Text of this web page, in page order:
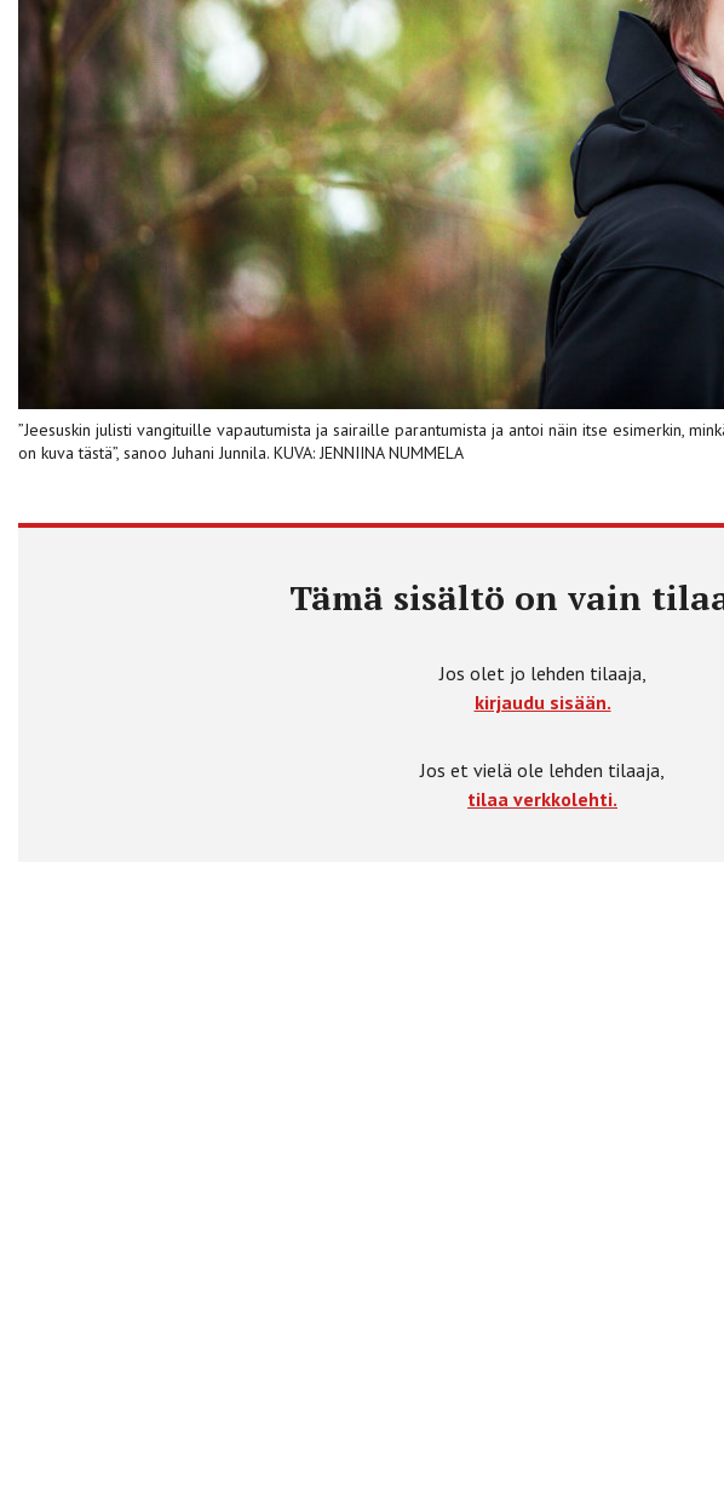
”Jeesuskin julisti vangituille vapautumista ja sairaille parantumista ja antoi näin itse esimerkin,
on kuva tästä”, sanoo Juhani Junnila. KUVA: JENNIINA NUMMELA
Tämä sisältö on vain
Jos olet jo lehden tilaaja,
kirjaudu sisään.
Jos et vielä ole lehden tilaaja,
tilaa verkkolehti.